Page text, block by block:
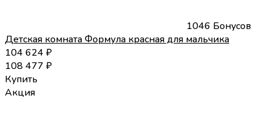
1046 Бонусов
Детская комната Формула красная для мальчика
104 624 ₽
108 477 ₽
Купить
Акция